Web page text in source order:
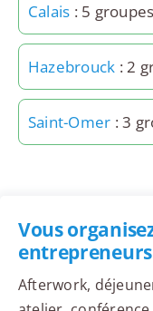
Calais : 5
Hazebrouck : 2
Saint-Omer : 3
Vous
Afterwork,